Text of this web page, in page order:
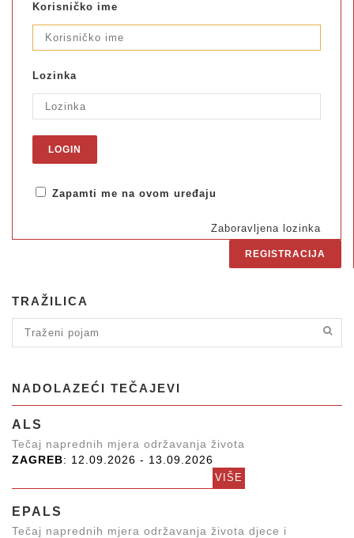
Korisničko ime
Lozinka
Zapamti me na ovom uređaju
Zaboravljena lozinka
REGISTRACIJA
TRAŽILICA
NADOLAZEĆI TEČAJEVI
ALS
Tečaj naprednih mjera održavanja života
ZAGREB: 12.09.2026 - 13.09.2026
VIŠE
EPALS
Tečaj naprednih mjera održavanja života djece i